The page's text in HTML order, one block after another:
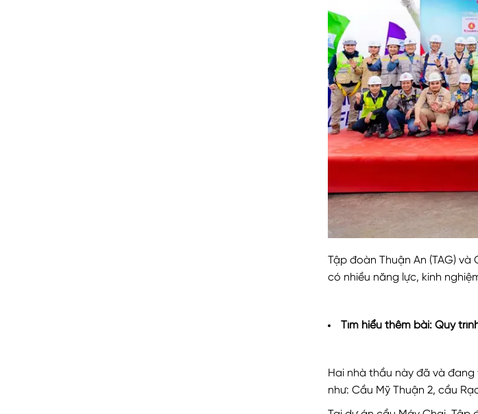
Tập đoàn Thuận An (TAG)
có nhiều năng lực, kinh
Tìm hiểu thêm bài: Quy
Hai nhà thầu này đã và
như: Cầu Mỹ Thuận 2, cầu